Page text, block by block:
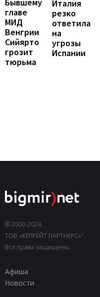
главе
МИД
Венгрии
Сийярто
грозит
тюрьма
Италия
резко
ответила
на
угрозы
Испании
© 2000-2024,
ТОВ «КЕПРЕЙТ ПАРТНЕРС»".
Все права защищены.
Афиша
Новости